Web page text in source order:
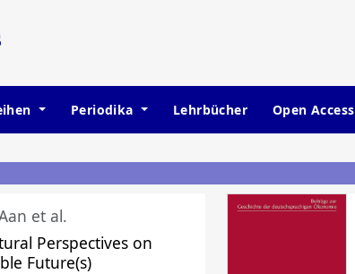
Periodika Lehrbücher Open Access
et al.
Perspectives on
Future(s)